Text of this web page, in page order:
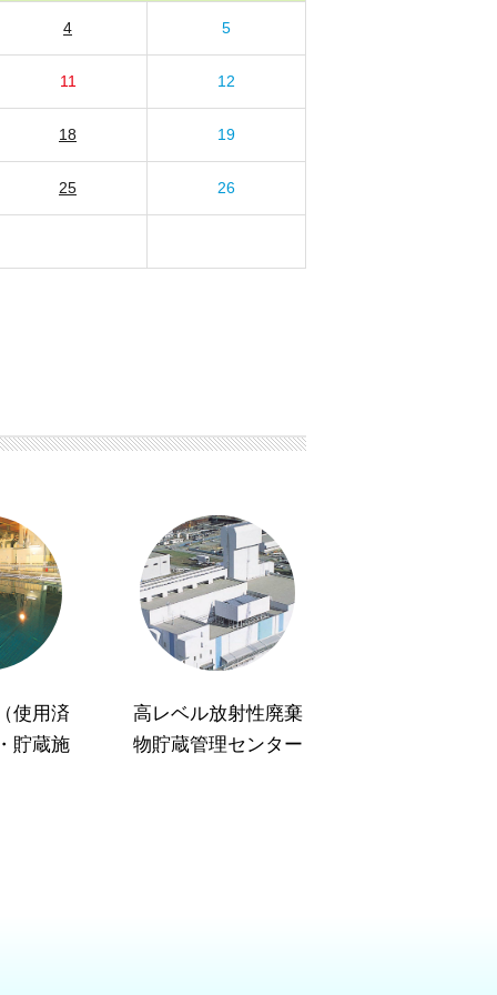
4 5
11 12
18 19
25 26
使用済
貯蔵施
高レベル放射性廃棄
物貯蔵管理センター